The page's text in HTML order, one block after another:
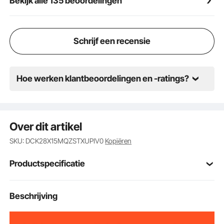
schommelhangmat. Bovendien kunt u uw stijl tot
Schrijf een recensie
Hoe werken klantbeoordelingen en -ratings?
Over dit artikel
SKU: DCK28X15MQZSTXUPIV0 Kopiëren
Productspecificatie
Artikelmodelnum
mer
Beschrijving